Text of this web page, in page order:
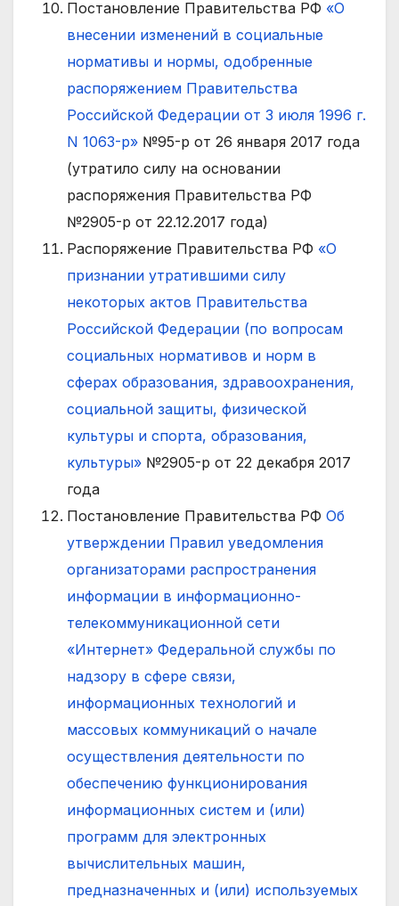
Постановление Правительства РФ «О
внесении изменений в социальные
нормативы и нормы, одобренные
распоряжением Правительства
Российской Федерации от 3 июля 1996 г.
N 1063-р» №95-р от 26 января 2017 года
(утратило силу на основании
распоряжения Правительства РФ
№2905-р от 22.12.2017 года)
Распоряжение Правительства РФ «О
признании утратившими силу
некоторых актов Правительства
Российской Федерации (по вопросам
социальных нормативов и норм в
сферах образования, здравоохранения,
социальной защиты, физической
культуры и спорта, образования,
культуры» №2905-р от 22 декабря 2017
года
Постановление Правительства РФ Об
утверждении Правил уведомления
организаторами распространения
информации в информационно-
телекоммуникационной сети
«Интернет» Федеральной службы по
надзору в сфере связи,
информационных технологий и
массовых коммуникаций о начале
осуществления деятельности по
обеспечению функционирования
информационных систем и (или)
программ для электронных
вычислительных машин,
предназначенных и (или) используемых